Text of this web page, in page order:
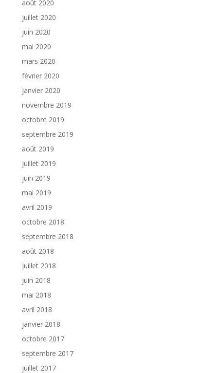
août 2020
juillet 2020
juin 2020
mai 2020
mars 2020
février 2020
janvier 2020
novembre 2019
octobre 2019
septembre 2019
août 2019
juillet 2019
juin 2019
mai 2019
avril 2019
octobre 2018
septembre 2018
août 2018
juillet 2018
juin 2018
mai 2018
avril 2018
janvier 2018
octobre 2017
septembre 2017
juillet 2017